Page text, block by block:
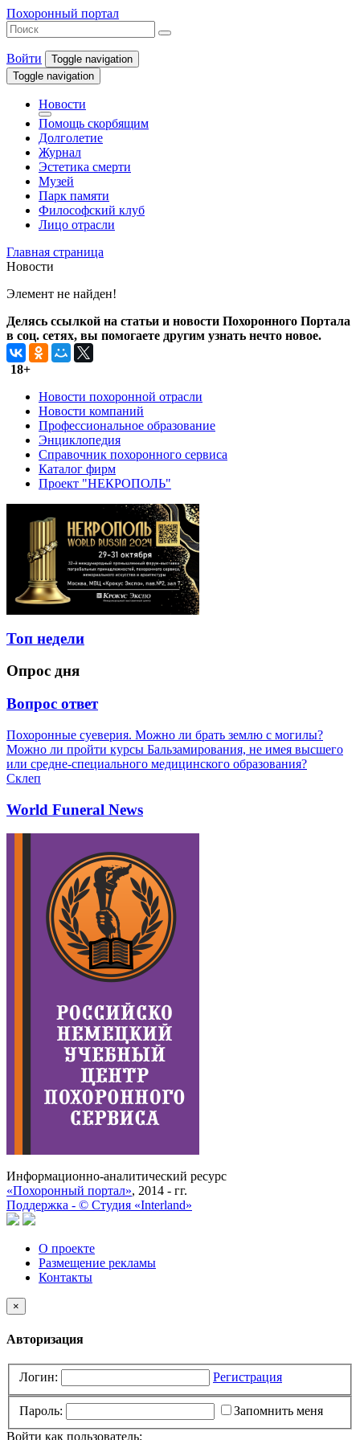
Похоронный портал
Войти
Toggle navigation
Toggle navigation
Новости
Помощь скорбящим
Долголетие
Журнал
Эстетика смерти
Музей
Парк памяти
Философский клуб
Лицо отрасли
Главная страница
Новости
Элемент не найден!
Делясь ссылкой на статьи и новости Похоронного Портала
в соц. сетях, вы помогаете другим узнать нечто новое.
18+
Новости похоронной отрасли
Новости компаний
Профессиональное образование
Энциклопедия
Справочник похоронного сервиса
Каталог фирм
Проект "НЕКРОПОЛЬ"
Топ недели
Опрос дня
Вопрос ответ
Похоронные суеверия. Можно ли брать землю с могилы?
Можно ли пройти курсы Бальзамирования, не имея высшего
или средне-специального медицинского образования?
Склеп
World Funeral News
Информационно-аналитический ресурс
«Похоронный портал», 2014 - гг.
Поддержка - © Cтудия «Interland»
О проекте
Размещение рекламы
Контакты
×
Авторизация
Логин: Регистрация
Пароль:
Запомнить меня
Войти как пользователь: